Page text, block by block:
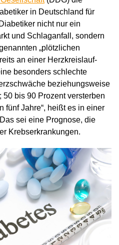
in Deutschland für
nicht nur ein
und Schlaganfall, sondern
„plötzlichen
an einer Herzkreislauf-
besonders schlechte
beziehungsweise
bis 90 Prozent versterben
fünf Jahre“, heißt es in einer
sei eine Prognose, die
Krebserkrankungen.